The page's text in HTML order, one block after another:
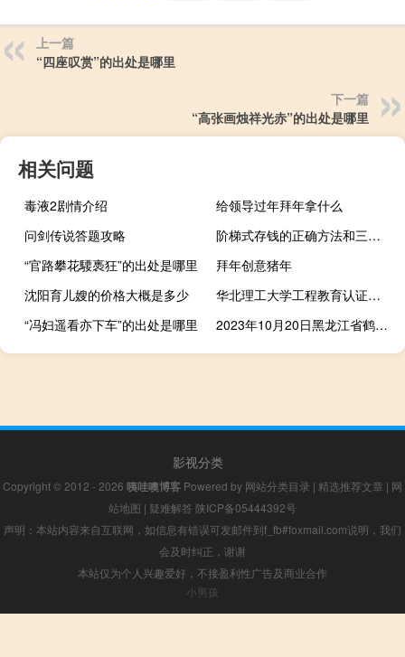
上一篇
“四座叹赏”的出处是哪里
下一篇
“高张画烛祥光赤”的出处是哪里
相关问题
毒液2剧情介绍
给领导过年拜年拿什么
问剑传说答题攻略
阶梯式存钱的正确方法和三个陷阱（阶梯式收费）
“官路攀花騕褭狂”的出处是哪里
拜年创意猪年
沈阳育儿嫂的价格大概是多少
华北理工大学工程教育认证专业有哪些
“冯妇遥看亦下车”的出处是哪里
2023年10月20日黑龙江省鹤岗市疫情大数据-今日/今天疫情全网搜索最新实时消息动态情况通知播报
影视分类
Copyright © 2012 - 2026 咦哇噢博客 Powered by 网站分类目录 | 精选推荐文章 | 网
站地图 | 疑难解答 陕ICP备05444392号
声明：本站内容来自互联网，如信息有错误可发邮件到f_fb#foxmail.com说明，我们
会及时纠正，谢谢
本站仅为个人兴趣爱好，不接盈利性广告及商业合作
小男孩